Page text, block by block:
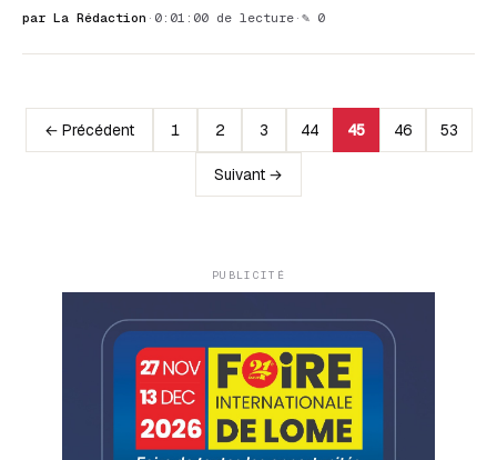
par La Rédaction · 0:01:00 de lecture · ✎ 0
← Précédent 1 2 3 44 45 46 53
Suivant →
PUBLICITÉ